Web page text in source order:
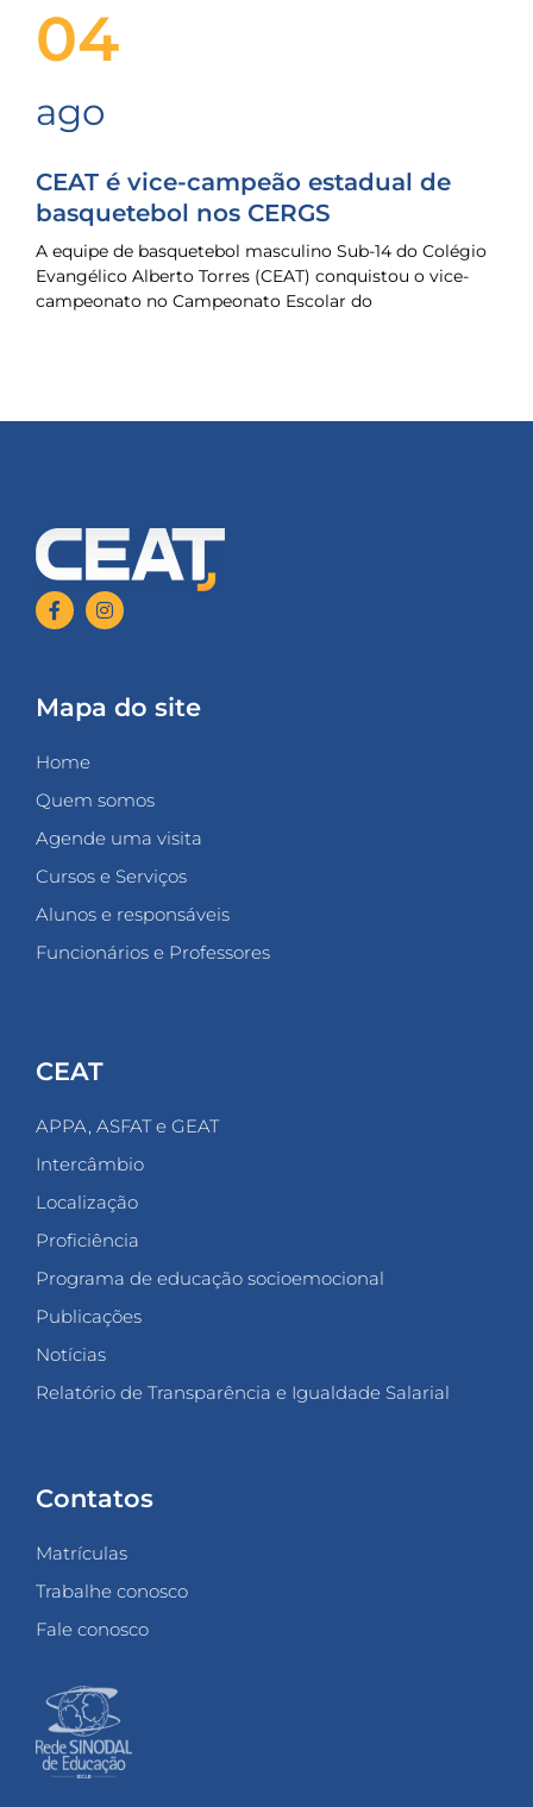
04
ago
CEAT é vice-campeão estadual de
basquetebol nos CERGS
A equipe de basquetebol masculino Sub-14 do Colégio
Evangélico Alberto Torres (CEAT) conquistou o vice-
campeonato no Campeonato Escolar do
Mapa do site
Home
Quem somos
Agende uma visita
Cursos e Serviços
Alunos e responsáveis
Funcionários e Professores
CEAT
APPA, ASFAT e GEAT
Intercâmbio
Localização
Proficiência
Programa de educação socioemocional
Publicações
Notícias
Relatório de Transparência e Igualdade Salarial
Contatos
Matrículas
Trabalhe conosco
Fale conosco